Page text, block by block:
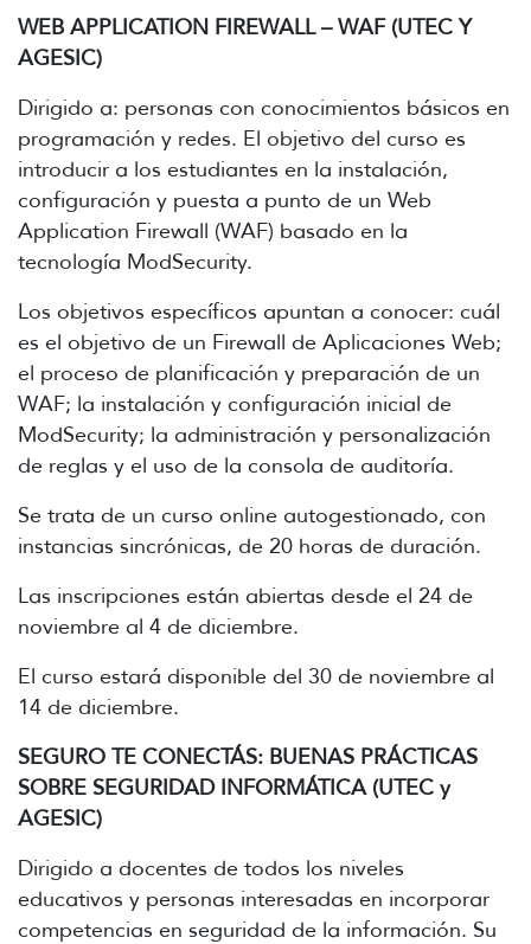
WEB APPLICATION FIREWALL – WAF (UTEC Y
AGESIC)
Dirigido a: personas con conocimientos básicos en
programación y redes. El objetivo del curso es
introducir a los estudiantes en la instalación,
configuración y puesta a punto de un Web
Application Firewall (WAF) basado en la
tecnología ModSecurity.
Los objetivos específicos apuntan a conocer: cuál
es el objetivo de un Firewall de Aplicaciones Web;
el proceso de planificación y preparación de un
WAF; la instalación y configuración inicial de
ModSecurity; la administración y personalización
de reglas y el uso de la consola de auditoría.
Se trata de un curso online autogestionado, con
instancias sincrónicas, de 20 horas de duración.
Las inscripciones están abiertas desde el 24 de
noviembre al 4 de diciembre.
El curso estará disponible del 30 de noviembre al
14 de diciembre.
SEGURO TE CONECTÁS: BUENAS PRÁCTICAS
SOBRE SEGURIDAD INFORMÁTICA (UTEC y
AGESIC)
Dirigido a docentes de todos los niveles
educativos y personas interesadas en incorporar
competencias en seguridad de la información. Su